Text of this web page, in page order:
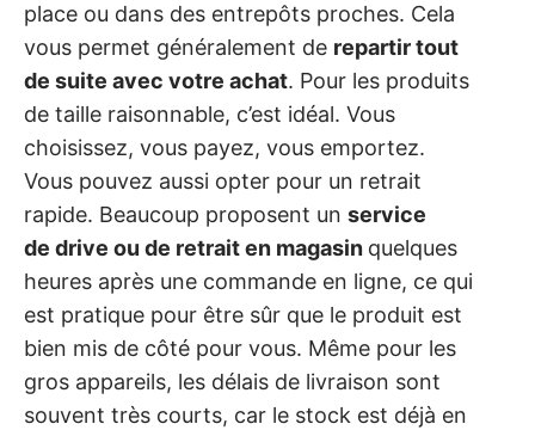
place ou dans des entrepôts proches. Cela
vous permet généralement de repartir tout
de suite avec votre achat. Pour les produits
de taille raisonnable, c’est idéal. Vous
choisissez, vous payez, vous emportez.
Vous pouvez aussi opter pour un retrait
rapide. Beaucoup proposent un service
de drive ou de retrait en magasin quelques
heures après une commande en ligne, ce qui
est pratique pour être sûr que le produit est
bien mis de côté pour vous. Même pour les
gros appareils, les délais de livraison sont
souvent très courts, car le stock est déjà en